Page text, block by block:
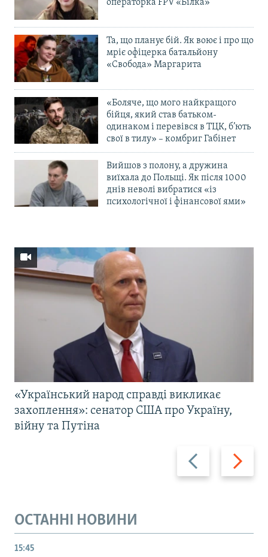
операторка FPV «Білка»
Та, що планує бій. Як воює і про що
мріє офіцерка батальйону
«Свобода» Маргарита
«Боляче, що мого найкращого
бійця, який став батьком-
одинаком і перевівся в ТЦК, б’ють
свої в тилу» – комбриг Габінет
Вийшов з полону, а дружина
виїхала до Польщі. Як після 1000
днів неволі вибратися «із
психологічної і фінансової ями»
Назад Вперед
«Український народ справді викликає
захоплення»: сенатор США про Україну,
війну та Путіна
ОСТАННІ НОВИНИ
15:45